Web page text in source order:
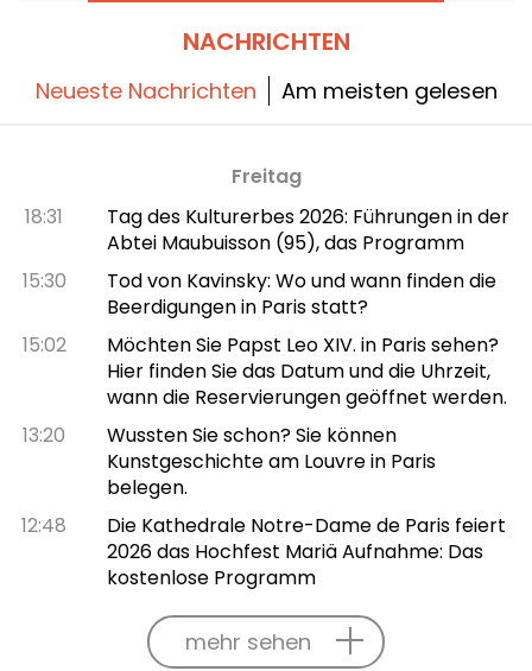
NACHRICHTEN
Neueste Nachrichten Am meisten gelesen
Freitag
18:31
Tag des Kulturerbes 2026: Führungen in der
Abtei Maubuisson (95), das Programm
15:30
Tod von Kavinsky: Wo und wann finden die
Beerdigungen in Paris statt?
15:02
Möchten Sie Papst Leo XIV. in Paris sehen?
Hier finden Sie das Datum und die Uhrzeit,
wann die Reservierungen geöffnet werden.
13:20
Wussten Sie schon? Sie können
Kunstgeschichte am Louvre in Paris
belegen.
12:48
Die Kathedrale Notre-Dame de Paris feiert
2026 das Hochfest Mariä Aufnahme: Das
kostenlose Programm
mehr sehen